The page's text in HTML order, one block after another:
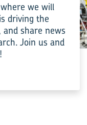
we will
driving the
share news
Join us and